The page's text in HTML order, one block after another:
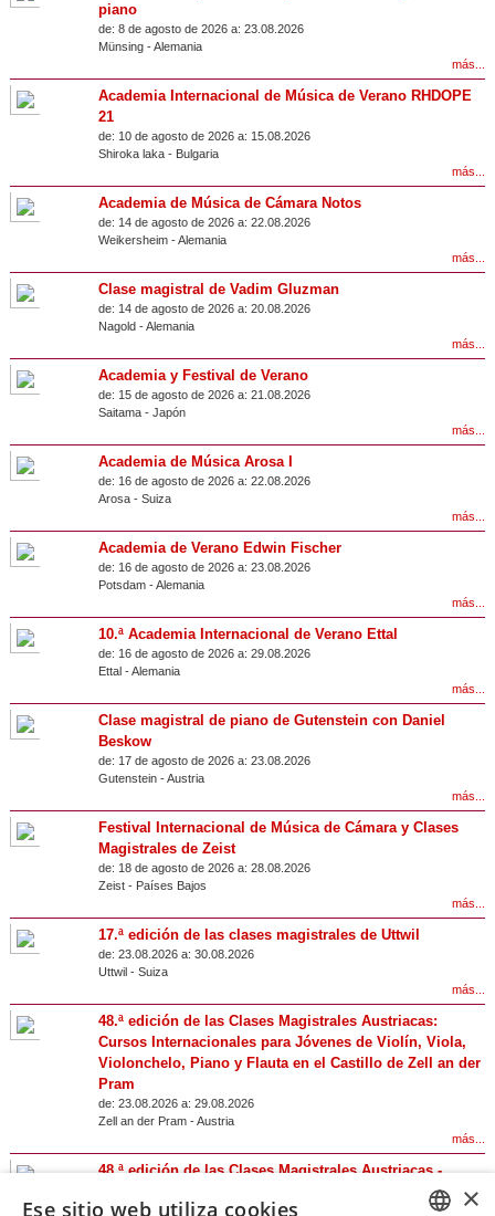
piano
de: 8 de agosto de 2026 a: 23.08.2026
Münsing-Alemania
más...
Academia Internacional de Música de Verano RHDOPE
21
de: 10 de agosto de 2026 a: 15.08.2026
Shiroka laka- Bulgaria
más...
Academia de Música de Cámara Notos
de: 14 de agosto de 2026 a: 22.08.2026
Weikersheim-Alemania
más...
Clase magistral de Vadim Gluzman
de: 14 de agosto de 2026 a: 20.08.2026
Nagold-Alemania
más...
Academia y Festival de Verano
de: 15 de agosto de 2026 a: 21.08.2026
Saitama- Japón
más...
Academia de Música Arosa I
de: 16 de agosto de 2026 a: 22.08.2026
Arosa- Suiza
más...
Academia de Verano Edwin Fischer
de: 16 de agosto de 2026 a: 23.08.2026
Potsdam-Alemania
más...
10.ª Academia Internacional de Verano Ettal
de: 16 de agosto de 2026 a: 29.08.2026
Ettal-Alemania
más...
Clase magistral de piano de Gutenstein con Daniel
Beskow
de: 17 de agosto de 2026 a: 23.08.2026
Gutenstein-Austria
más...
Festival Internacional de Música de Cámara y Clases
Magistrales de Zeist
de: 18 de agosto de 2026 a: 28.08.2026
Zeist- Países Bajos
más...
17.ª edición de las clases magistrales de Uttwil
de: 23.08.2026 a: 30.08.2026
Uttwil- Suiza
más...
48.ª edición de las Clases Magistrales Austriacas:
Cursos Internacionales para Jóvenes de Violín, Viola,
Violonchelo, Piano y Flauta en el Castillo de Zell an der
Pram
de: 23.08.2026 a: 29.08.2026
Zell an der Pram-Austria
más...
48.ª edición de las Clases Magistrales Austriacas -
Clases Magistrales Internacionales de Canto en el
Castillo de Zell an der Pram
×
Ese sitio web utiliza cookies